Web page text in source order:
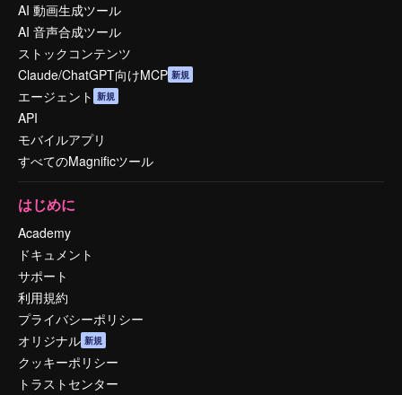
AI 動画生成ツール
AI 音声合成ツール
ストックコンテンツ
Claude/ChatGPT向けMCP 新規
エージェント 新規
API
モバイルアプリ
すべてのMagnificツール
はじめに
Academy
ドキュメント
サポート
利用規約
プライバシーポリシー
オリジナル 新規
クッキーポリシー
トラストセンター